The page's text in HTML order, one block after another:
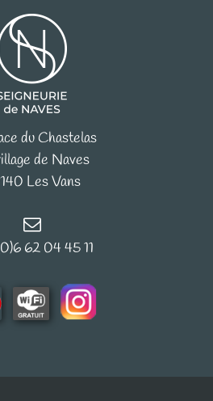
du Chastelas
de Naves
Les Vans
62 04 45 11